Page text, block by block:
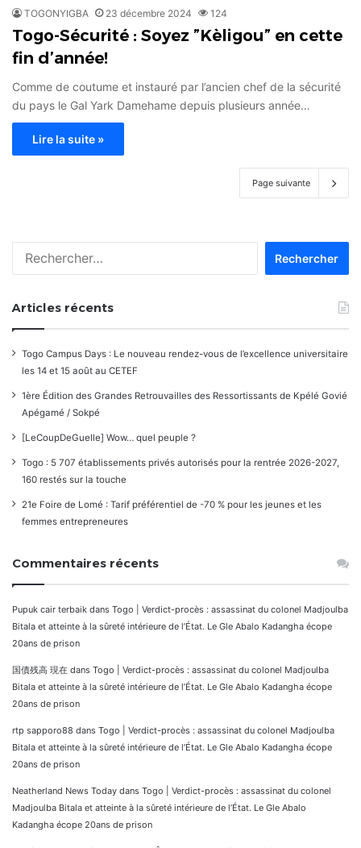
TOGONYIGBA 23 décembre 2024 124
Togo-Sécurité : Soyez ”Kèligou” en cette
fin d’année!
Comme de coutume et instauré par l’ancien chef de la sécurité
du pays le Gal Yark Damehame depuis plusieurs année…
Lire la suite »
Page suivante
Articles récents
Togo Campus Days : Le nouveau rendez-vous de l’excellence universitaire
les 14 et 15 août au CETEF
1ère Édition des Grandes Retrouvailles des Ressortissants de Kpélé Govié
Apégamé / Sokpé
[LeCoupDeGuelle] Wow… quel peuple ?
Togo : 5 707 établissements privés autorisés pour la rentrée 2026-2027,
160 restés sur la touche
21e Foire de Lomé : Tarif préférentiel de -70 % pour les jeunes et les
femmes entrepreneures
Commentaires récents
Pupuk cair terbaik dans Togo | Verdict-procès : assassinat du colonel Madjoulba
Bitala et atteinte à la sûreté intérieure de l’État. Le Gle Abalo Kadangha écope
20ans de prison
国債残高 現在 dans Togo | Verdict-procès : assassinat du colonel Madjoulba
Bitala et atteinte à la sûreté intérieure de l’État. Le Gle Abalo Kadangha écope
20ans de prison
rtp sapporo88 dans Togo | Verdict-procès : assassinat du colonel Madjoulba
Bitala et atteinte à la sûreté intérieure de l’État. Le Gle Abalo Kadangha écope
20ans de prison
Neatherland News Today dans Togo | Verdict-procès : assassinat du colonel
Madjoulba Bitala et atteinte à la sûreté intérieure de l’État. Le Gle Abalo
Kadangha écope 20ans de prison